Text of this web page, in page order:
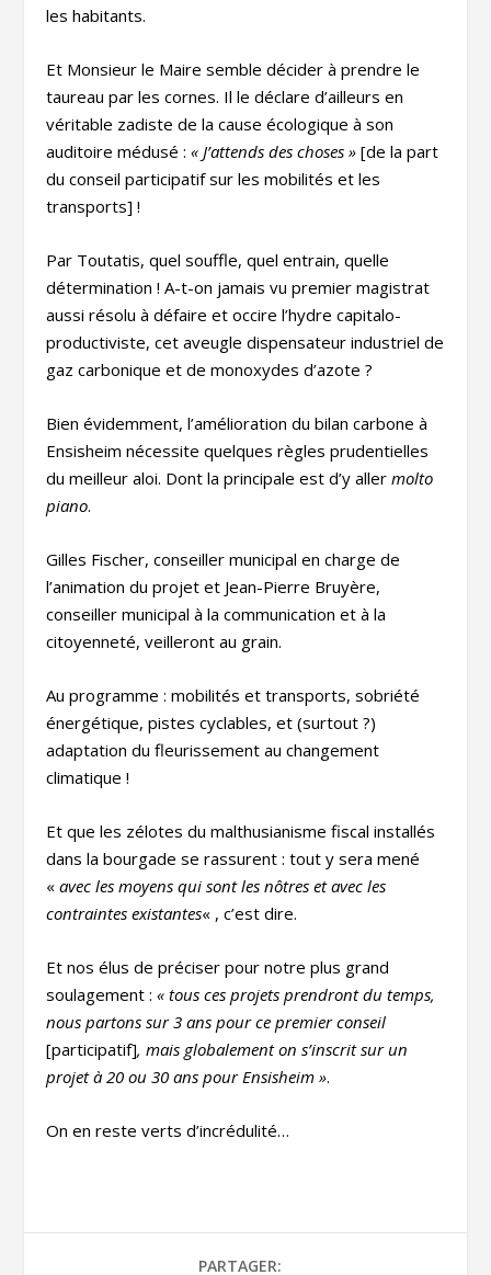
les habitants.
Et Monsieur le Maire semble décider à prendre le
taureau par les cornes. Il le déclare d’ailleurs en
véritable zadiste de la cause écologique à son
auditoire médusé :« J’attends des choses »[de la part
du conseil participatif sur les mobilités et les
transports] !
Par Toutatis, quel souffle, quel entrain, quelle
détermination ! A-t-on jamais vu premier magistrat
aussi résolu à défaire et occire l’hydre capitalo-
productiviste, cet aveugle dispensateur industriel de
gaz carbonique et de monoxydes d’azote ?
Bien évidemment, l’amélioration du bilan carbone à
Ensisheim nécessite quelques règles prudentielles
du meilleur aloi. Dont la principale est d’y allermolto
piano.
Gilles Fischer, conseiller municipal en charge de
l’animation du projet et Jean-Pierre Bruyère,
conseiller municipal à la communication et à la
citoyenneté, veilleront au grain.
Au programme : mobilités et transports, sobriété
énergétique, pistes cyclables, et (surtout ?)
adaptation du fleurissement au changement
climatique !
Et que les zélotes du malthusianisme fiscal installés
dans la bourgade se rassurent : tout y sera mené
«avec les moyens qui sont les nôtres et avec les
contraintes existantes« , c’est dire.
Et nos élus de préciser pour notre plus grand
soulagement :« tous ces projets prendront du temps,
nous partons sur 3 ans pour ce premier conseil
[participatif], mais globalement on s’inscrit sur un
projet à 20 ou 30 ans pour Ensisheim ».
On en reste verts d’incrédulité…
PARTAGER: